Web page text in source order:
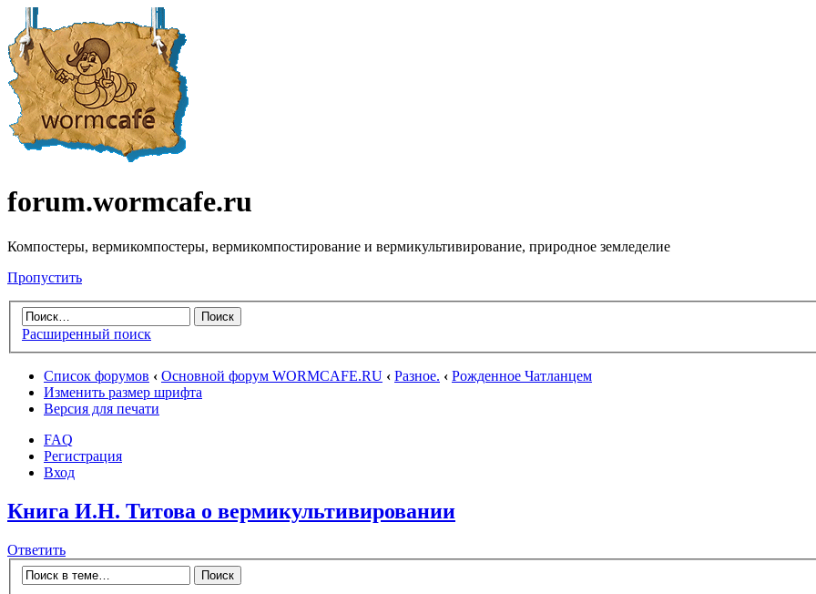
forum.wormcafe.ru
Компостеры, вермикомпостеры, вермикомпостирование и вермикультивирование, природное земледелие
Пропустить
Расширенный поиск
Список форумов ‹ Основной форум WORMCAFE.RU ‹ Разное. ‹ Рожденное Чатланцем
Изменить размер шрифта
Версия для печати
FAQ
Регистрация
Вход
Книга И.Н. Титова о вермикультивировании
Ответить